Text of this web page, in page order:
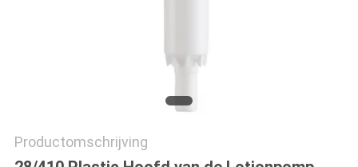
Productomschrijving